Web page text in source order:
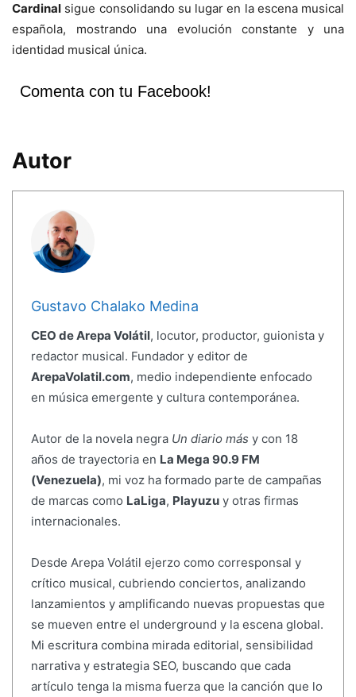
Cardinal sigue consolidando su lugar en la escena musical
española, mostrando una evolución constante y una
identidad musical única.
Comenta con tu Facebook!
Autor
Gustavo Chalako Medina
CEO de Arepa Volátil, locutor, productor, guionista y
redactor musical. Fundador y editor de
ArepaVolatil.com, medio independiente enfocado
en música emergente y cultura contemporánea.
Autor de la novela negra Un diario más y con 18
años de trayectoria en La Mega 90.9 FM
(Venezuela), mi voz ha formado parte de campañas
de marcas como LaLiga, Playuzuy otras firmas
internacionales.
Desde Arepa Volátil ejerzo como corresponsal y
crítico musical, cubriendo conciertos, analizando
lanzamientos y amplificando nuevas propuestas que
se mueven entre el underground y la escena global.
Mi escritura combina mirada editorial, sensibilidad
narrativa y estrategia SEO, buscando que cada
artículo tenga la misma fuerza que la canción que lo